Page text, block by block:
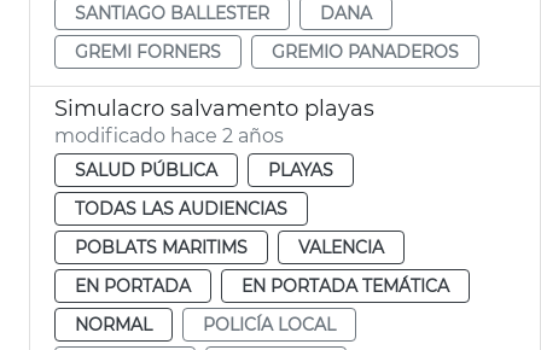
SANTIAGO BALLESTER
DANA
GREMI FORNERS
GREMIO PANADEROS
Simulacro salvamento playas
modificado hace 2 años
SALUD PÚBLICA
PLAYAS
TODAS LAS AUDIENCIAS
POBLATS MARITIMS
VALENCIA
EN PORTADA
EN PORTADA TEMÁTICA
NORMAL
POLICÍA LOCAL